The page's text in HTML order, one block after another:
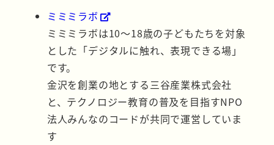
ミミミラボ
ミミミラボは10～18歳の子どもたちを対象
とした「デジタルに触れ、表現できる場」
です。
金沢を創業の地とする三谷産業株式会社
と、テクノロジー教育の普及を目指すNPO
法人みんなのコードが共同で運営していま
す